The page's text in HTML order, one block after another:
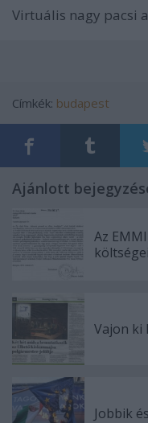
Virtuális nagy pacsi
Címkék: budapest
Ajánlott
Az
Vajon ki
Jobbik